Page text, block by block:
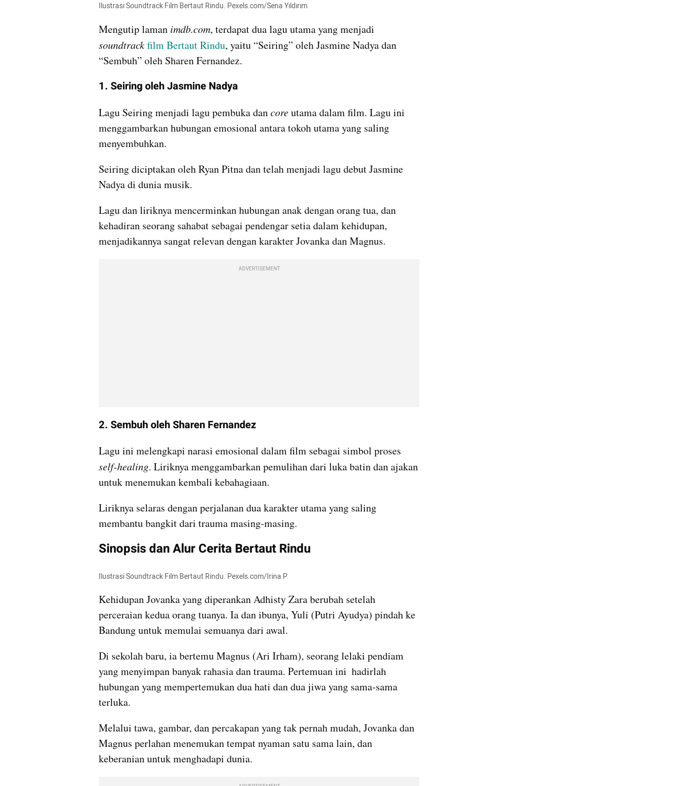
Ilustrasi Soundtrack Film Bertaut Rindu. Pexels.com/Sena Yıldırım
Mengutip laman imdb.com
soundtrack film Bertaut Rindu, yaitu “Seiring” oleh Jasmine Nadya dan
“Sembuh” oleh Sharen Fernandez.
1. Seiring oleh Jasmine Nadya
Lagu Seiring menjadi lagu pembuka dan core utama dalam film. Lagu ini
menggambarkan hubungan emosional antara tokoh utama yang saling
menyembuhkan.
Seiring diciptakan oleh Ryan Pitna dan telah menjadi lagu debut Jasmine
Nadya di dunia musik.
Lagu dan liriknya mencerminkan hubungan anak dengan orang tua, dan
kehadiran seorang sahabat sebagai pendengar setia dalam kehidupan,
menjadikannya sangat relevan dengan karakter Jovanka dan Magnus.
ADVERTISEMENT
2. Sembuh oleh Sharen Fernandez
self-healing. Liriknya menggambarkan pemulihan dari luka batin dan ajakan
untuk menemukan kembali kebahagiaan.
Liriknya selaras dengan perjalanan dua karakter utama yang saling
membantu bangkit dari trauma masing-masing.
Sinopsis dan Alur Cerita Bertaut Rindu
Ilustrasi Soundtrack Film Bertaut Rindu. Pexels.com/Irina P
Kehidupan Jovanka yang diperankan Adhisty Zara berubah setelah
perceraian kedua orang tuanya. Ia dan ibunya, Yuli (Putri Ayudya) pindah ke
Bandung untuk memulai semuanya dari awal.
Di sekolah baru, ia bertemu Magnus (Ari Irham), seorang lelaki pendiam
yang menyimpan banyak rahasia dan trauma. Pertemuan ini  hadirlah
hubungan yang mempertemukan dua hati dan dua jiwa yang sama-sama
terluka.
Melalui tawa, gambar, dan percakapan yang tak pernah mudah, Jovanka dan
Magnus perlahan menemukan tempat nyaman satu sama lain, dan
keberanian untuk menghadapi dunia.